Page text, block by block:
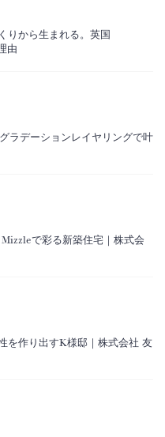
りから生まれる。英国
由
ラデーションレイヤリングで叶
で彩る新築住宅｜株式会
を作り出すK様邸｜株式会社 友